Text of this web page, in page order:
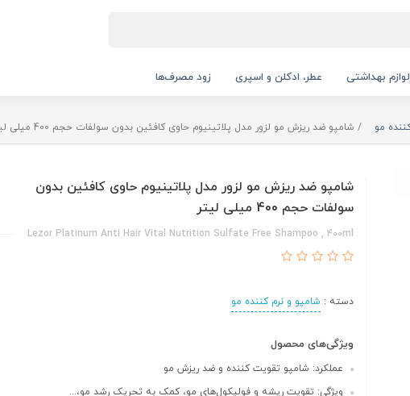
لوازم بهداشتی عطر، ادکلن و اسپری زود مصرف‌ها
مو شامپو ضد ریزش مو لزور مدل پلاتینیوم حاوی کافئین بدون سولفات حجم 400 میلی لیتر
شامپو ضد ریزش مو لزور مدل پلاتینیوم حاوی کافئین بدون
سولفات حجم 400 میلی لیتر
Lezor Platinum Anti Hair Vital Nutrition Sulfate Free Shampoo , 400ml
دسته : شامپو و نرم کننده مو
ویژگی‌های محصول
عملکرد: شامپو تقویت‌ کننده و ضد ریزش مو
ویژگی: تقویت ریشه و فولیکول‌های مو، کمک به تحریک رشد مو،...